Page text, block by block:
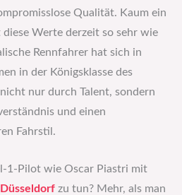
Qualität. Kaum ein
Werte derzeit so sehr wie
Rennfahrer hat sich in
in der Königsklasse des
nur durch Talent, sondern
und einen
Fahrstil.
1-Pilot wie Oscar Piastri mit
zu tun? Mehr, als man